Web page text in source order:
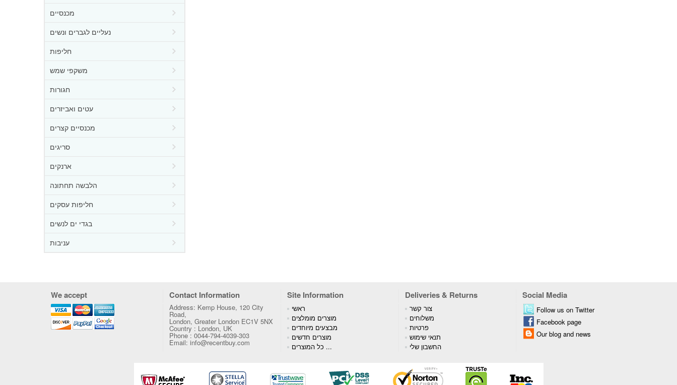
מכנסיים
נעליים לגברים ונשים
חליפות
משקפי שמש
חגורות
עטים ואביזרים
מכנסיים קצרים
סריגים
ארנקים
הלבשה תחתונה
חליפות עסקים
בגדי ים לנשים
עניבות
We accept Contact Information Site Information Deliveries & Returns Social Media
Address: Kemp House, 120 City
Road,
London, Greater London EC1V 5NX
Country : London, UK
Phone : 0044-794-4039-303
Email: info@recentbuy.com
ראשי
מוצרים מומלצים
מבצעים מיוחדים
מוצרים חדשים
כל המוצרים ...
צור קשר
משלוחים
פרטיות
תנאי שימוש
החשבון שלי
Follow us on Twitter
Facebook page
Our blog and news